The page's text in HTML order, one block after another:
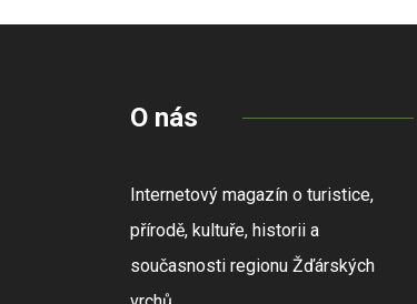
O nás
Internetový magazín o turistice,
přírodě, kultuře, historii a
současnosti regionu Žďárských